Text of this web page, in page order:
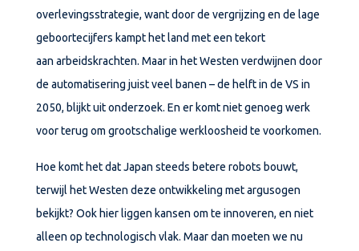
overlevingsstrategie, want door de vergrijzing en de lage
geboortecijfers kampt het land met een tekort
aan arbeidskrachten. Maar in het Westen verdwijnen door
de automatisering juist veel banen – de helft in de VS in
2050, blijkt uit onderzoek. En er komt niet genoeg werk
voor terug om grootschalige werkloosheid te voorkomen.
Hoe komt het dat Japan steeds betere robots bouwt,
terwijl het Westen deze ontwikkeling met argusogen
bekijkt? Ook hier liggen kansen om te innoveren, en niet
alleen op technologisch vlak. Maar dan moeten we nu